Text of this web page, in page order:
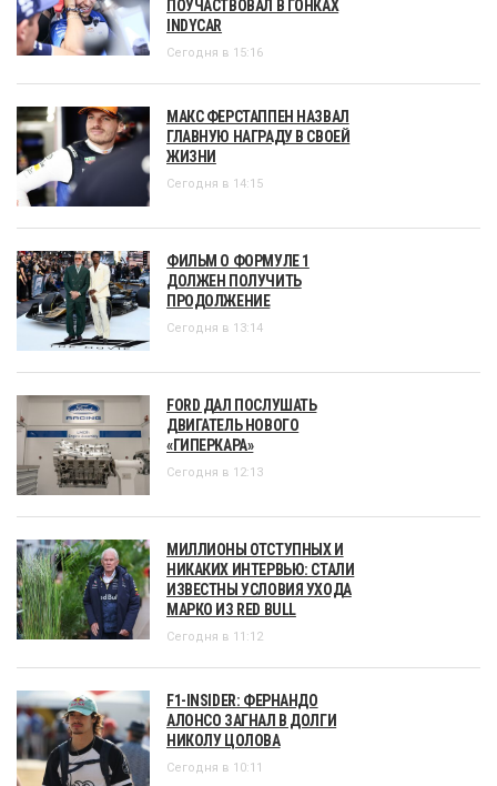
ПОУЧАСТВОВАЛ В ГОНКАХ
INDYCAR
Сегодня в 15:16
МАКС ФЕРСТАППЕН НАЗВАЛ
ГЛАВНУЮ НАГРАДУ В СВОЕЙ
ЖИЗНИ
Сегодня в 14:15
ФИЛЬМ О ФОРМУЛЕ 1
ДОЛЖЕН ПОЛУЧИТЬ
ПРОДОЛЖЕНИЕ
Сегодня в 13:14
FORD ДАЛ ПОСЛУШАТЬ
ДВИГАТЕЛЬ НОВОГО
«ГИПЕРКАРА»
Сегодня в 12:13
МИЛЛИОНЫ ОТСТУПНЫХ И
НИКАКИХ ИНТЕРВЬЮ: СТАЛИ
ИЗВЕСТНЫ УСЛОВИЯ УХОДА
МАРКО ИЗ RED BULL
Сегодня в 11:12
F1-INSIDER: ФЕРНАНДО
АЛОНСО ЗАГНАЛ В ДОЛГИ
НИКОЛУ ЦОЛОВА
Сегодня в 10:11